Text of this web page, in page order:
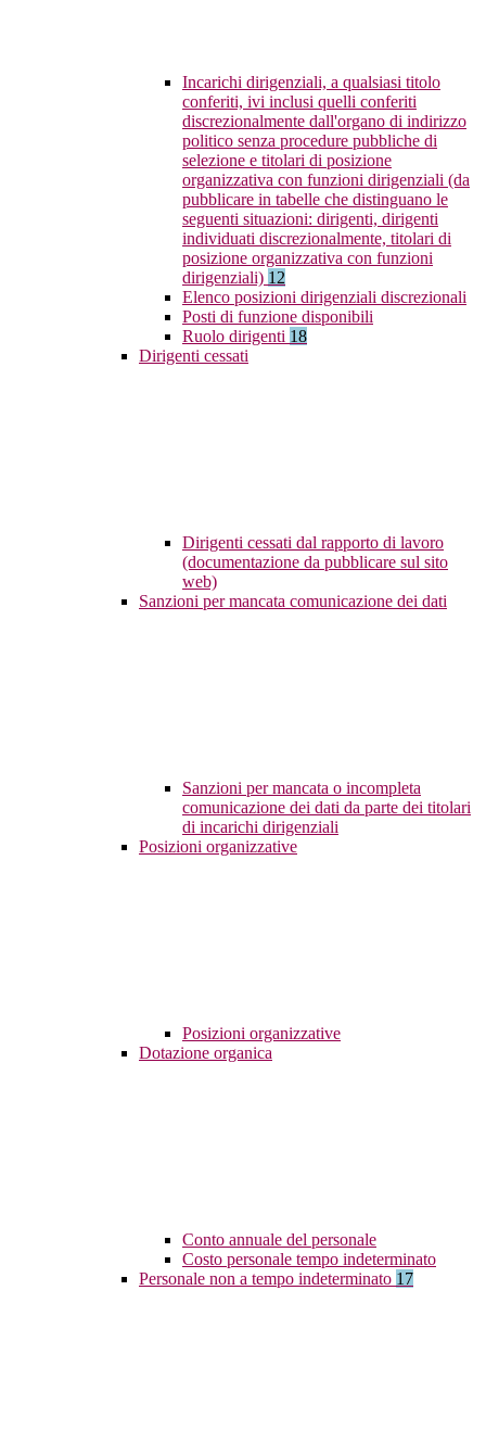
Incarichi dirigenziali, a qualsiasi titolo
conferiti, ivi inclusi quelli conferiti
discrezionalmente dall'organo di indirizzo
politico senza procedure pubbliche di
selezione e titolari di posizione
organizzativa con funzioni dirigenziali (da
pubblicare in tabelle che distinguano le
seguenti situazioni: dirigenti, dirigenti
individuati discrezionalmente, titolari di
posizione organizzativa con funzioni
dirigenziali) 12
Elenco posizioni dirigenziali discrezionali
Posti di funzione disponibili
Ruolo dirigenti 18
Dirigenti cessati
Dirigenti cessati dal rapporto di lavoro
(documentazione da pubblicare sul sito
web)
Sanzioni per mancata comunicazione dei dati
Sanzioni per mancata o incompleta
comunicazione dei dati da parte dei titolari
di incarichi dirigenziali
Posizioni organizzative
Posizioni organizzative
Dotazione organica
Conto annuale del personale
Costo personale tempo indeterminato
Personale non a tempo indeterminato 17